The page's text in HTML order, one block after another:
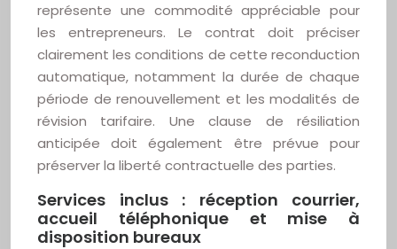
représente une commodité appréciable pour
les entrepreneurs. Le contrat doit préciser
clairement les conditions de cette reconduction
automatique, notamment la durée de chaque
période de renouvellement et les modalités de
révision tarifaire. Une clause de résiliation
anticipée doit également être prévue pour
préserver la liberté contractuelle des parties.
Services inclus : réception courrier,
accueil téléphonique et mise à
disposition bureaux